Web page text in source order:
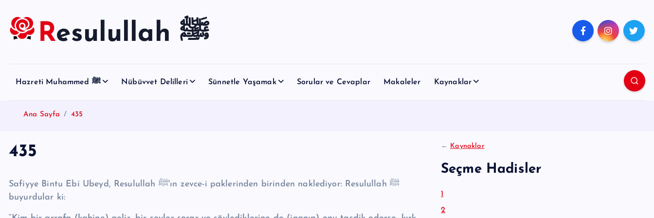
Resulullah ﷺ
Hazreti Muhammed ﷺ Nübüvvet Delilleri Sünnetle Yaşamak Sorular ve Cevaplar Makaleler Kaynaklar
Ana Sayfa 435
435
Safiyye Bintu Ebi Ubeyd, Resulullah ﷺ'ın zevce-i paklerinden birinden naklediyor: Resulullah ﷺ
buyurdular ki:
← Kaynaklar
Seçme Hadisler
1
2